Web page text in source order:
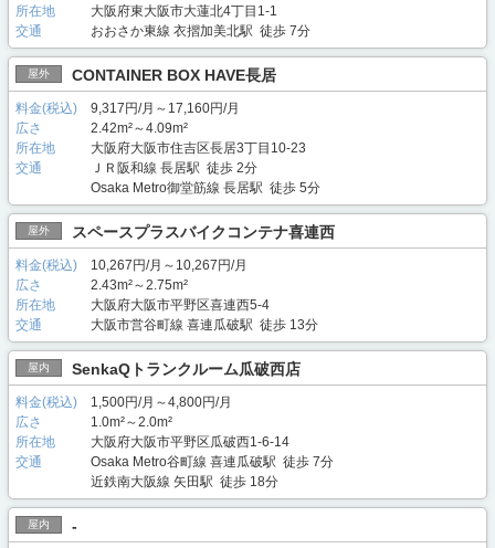
所在地
大阪府東大阪市大蓮北4丁目1-1
交通
おおさか東線 衣摺加美北駅 徒歩 7分
屋外 CONTAINER BOX HAVE長居
料金(税込)
9,317円/月～17,160円/月
広さ
2.42m²～4.09m²
所在地
大阪府大阪市住吉区長居3丁目10-23
交通
ＪＲ阪和線 長居駅 徒歩 2分
Osaka Metro御堂筋線 長居駅 徒歩 5分
屋外 スペースプラスバイクコンテナ喜連西
料金(税込)
10,267円/月～10,267円/月
広さ
2.43m²～2.75m²
所在地
大阪府大阪市平野区喜連西5-4
交通
大阪市営谷町線 喜連瓜破駅 徒歩 13分
屋内 SenkaQトランクルーム瓜破西店
料金(税込)
1,500円/月～4,800円/月
広さ
1.0m²～2.0m²
所在地
大阪府大阪市平野区瓜破西1-6-14
交通
Osaka Metro谷町線 喜連瓜破駅 徒歩 7分
近鉄南大阪線 矢田駅 徒歩 18分
屋内 -